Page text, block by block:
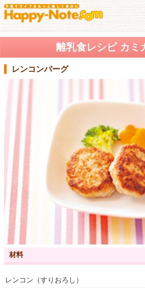
離乳食レシピ カミ
レンコンバーグ
材料
レンコン（すりおろし）